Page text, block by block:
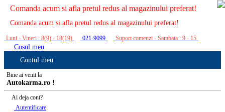
Comanda acum si afla pretul redus al magazinului preferat!
Comanda acum si afla pretul redus al magazinului preferat!
Luni - Vineri : 8(9) - 18(19) 021-9099 Suport comenzi - Sambata : 9 - 15
Cosul meu
Contul meu
Bine ai venit la
Autokarma.ro !
Ai deja cont?
Autentificare